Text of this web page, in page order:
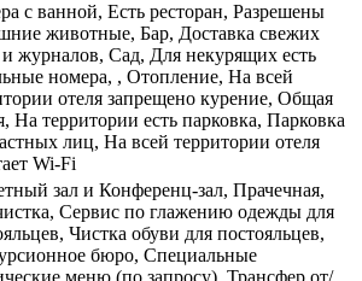
с ванной, Есть ресторан, Разрешены
животные, Бар, Доставка свежих
и журналов, Сад, Для некурящих есть
номера, , Отопление, На всей
отеля запрещено курение, Общая
На территории есть парковка, Парковка
лиц, На всей территории отеля
Wi-Fi
зал и Конференц-зал, Прачечная,
Сервис по глажению одежды для
Чистка обуви для постояльцев,
бюро, Специальные